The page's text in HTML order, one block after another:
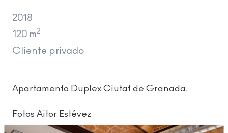
2018
120 m2
Cliente privado
Apartamento Duplex Ciutat de Granada.
Fotos Aitor Estévez